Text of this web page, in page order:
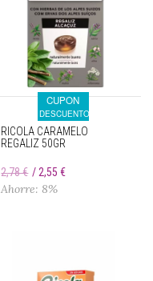
CUPON
DESCUENTO
RICOLA CARAMELO
REGALIZ 50GR
2,78 € 2,55 €
Ahorre: 8%